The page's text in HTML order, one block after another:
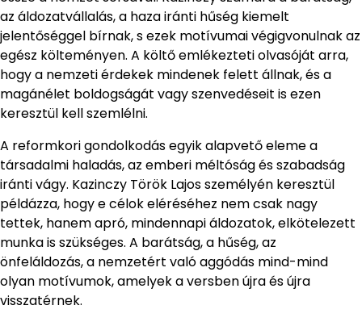
az áldozatvállalás, a haza iránti hűség kiemelt
jelentőséggel bírnak, s ezek motívumai végigvonulnak az
egész költeményen. A költő emlékezteti olvasóját arra,
hogy a nemzeti érdekek mindenek felett állnak, és a
magánélet boldogságát vagy szenvedéseit is ezen
keresztül kell szemlélni.
A reformkori gondolkodás egyik alapvető eleme a
társadalmi haladás, az emberi méltóság és szabadság
iránti vágy. Kazinczy Török Lajos személyén keresztül
példázza, hogy e célok eléréséhez nem csak nagy
tettek, hanem apró, mindennapi áldozatok, elkötelezett
munka is szükséges. A barátság, a hűség, az
önfeláldozás, a nemzetért való aggódás mind-mind
olyan motívumok, amelyek a versben újra és újra
visszatérnek.